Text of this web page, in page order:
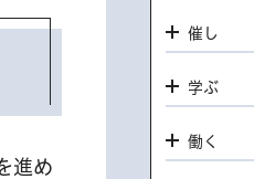
進め
催し
学ぶ
働く